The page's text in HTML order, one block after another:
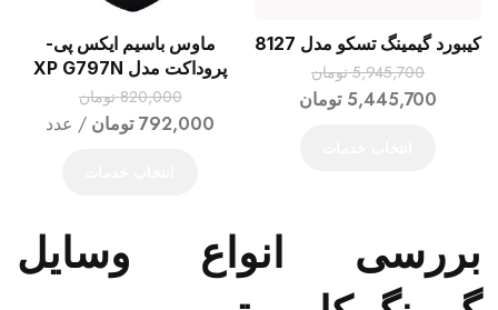
کیبورد گیمینگ تسکو مدل 8127
5,945,700 تومان
5,445,700 تومان
ماوس باسیم ایکس پی-
پروداکت مدل XP G797N
820,000 تومان
792,000 تومان عدد
بررسی انواع وسایل